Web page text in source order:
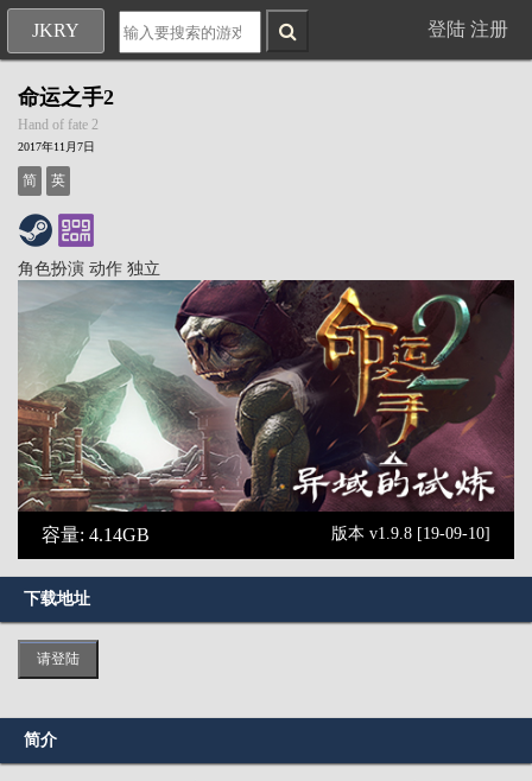
JKRY 登陆 注册
命运之手2
Hand of fate 2
2017年11月7日
简 英
角色扮演 动作 独立
容量: 4.14GB 版本 v1.9.8 [19-09-10]
下载地址
请登陆
简介